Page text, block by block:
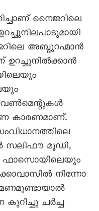
നെെജറിലെ
അബ്ദുറഹ്മാൻ
ഉറച്ചുനിൽക്കാൻ
കാരണമാണ്.
സലിഫൗ മൂഡി,
ഫാസൊയിലെയും
നിന്നോ
കുറിച്ചു ചർച്ച